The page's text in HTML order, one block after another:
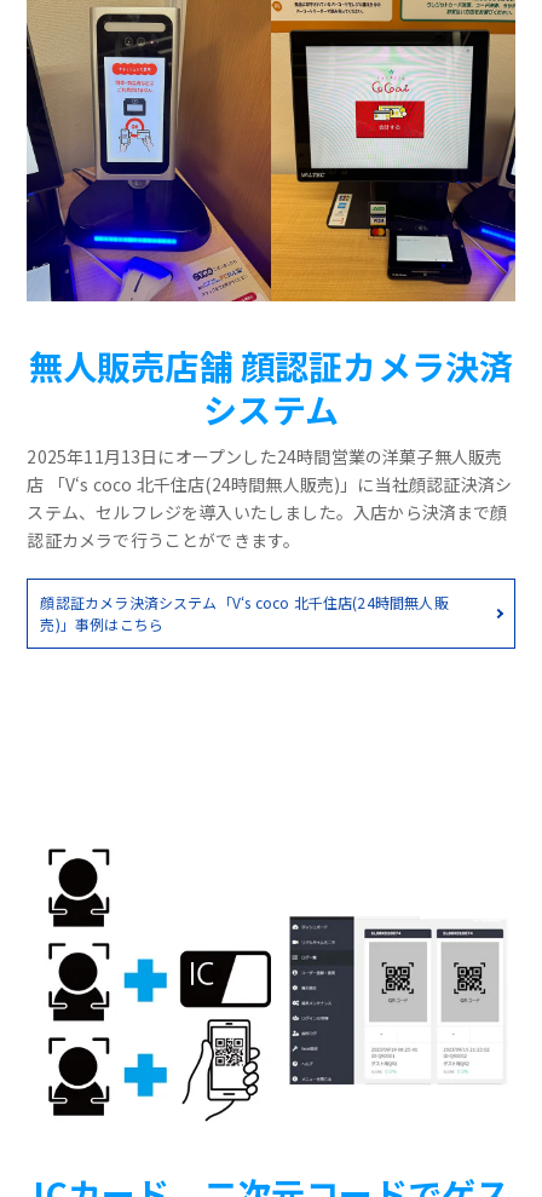
無人販売店舗 顔認証カメラ決済
システム
2025年11月13日にオープンした24時間営業の洋菓子無人販売
店 「V‘s coco 北千住店(24時間無人販売)」に当社顔認証決済シ
ステム、セルフレジを導入いたしました。入店から決済まで顔
認証カメラで行うことができます。
顔認証カメラ決済システム「V‘s coco 北千住店(24時間無人販
売)」事例はこちら